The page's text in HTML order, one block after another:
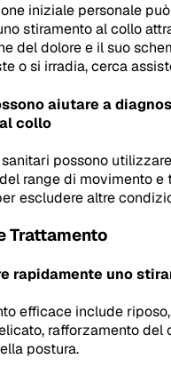
iniziale personale
stiramento al collo
del dolore e il suo
o si irradia, cerca
aiutare a
collo
possono
range di movimento e
escludere altre
Trattamento
rapidamente uno
efficace include
rafforzamento del
postura.